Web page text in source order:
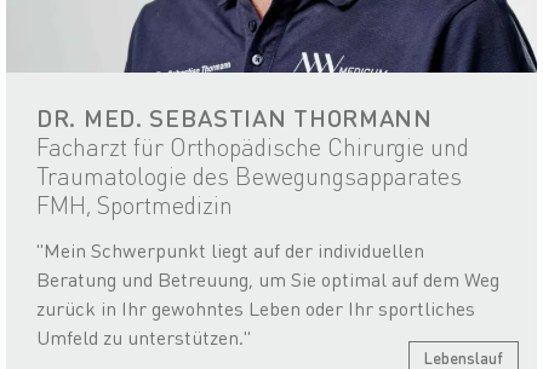
DR. MED. SEBASTIAN THORMANN
Facharzt für Orthopädische Chirurgie und
Traumatologie des Bewegungsapparates
FMH, Sportmedizin
"Mein Schwerpunkt liegt auf der individuellen
Beratung und Betreuung, um Sie optimal auf dem Weg
zurück in Ihr gewohntes Leben oder Ihr sportliches
Umfeld zu unterstützen."
Lebenslauf